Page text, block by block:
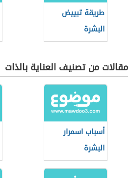
طريقة تبييض
البشرة
مقالات من تصنيف العناية بالذات
أسباب اسمرار
البشرة